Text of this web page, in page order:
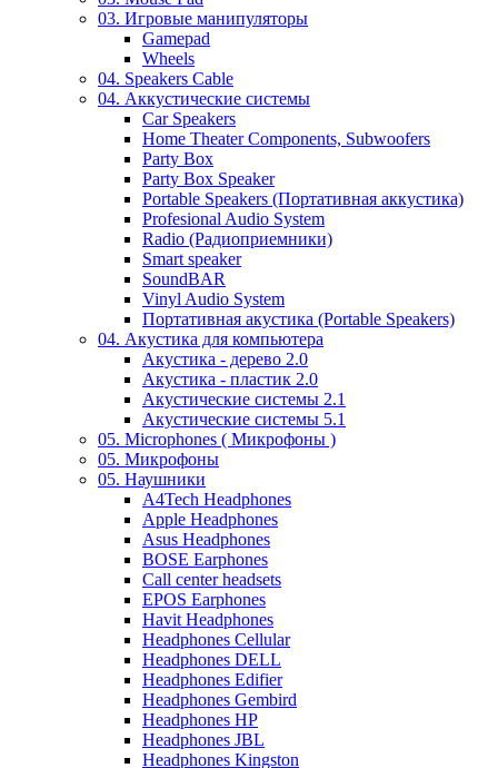
03. Игровые манипуляторы
Gamepad
Wheels
04. Speakers Cable
04. Аккустические системы
Car Speakers
Home Theater Components, Subwoofers
Party Box
Party Box Speaker
Portable Speakers (Портативная аккустика)
Profesional Audio System
Radio (Радиоприемники)
Smart speaker
SoundBAR
Vinyl Audio System
Портативная акустика (Portable Speakers)
04. Акустика для компьютера
Акустика - дерево 2.0
Акустика - пластик 2.0
Акустические системы 2.1
Акустические системы 5.1
05. Microphones ( Микрофоны )
05. Микрофоны
05. Наушники
A4Tech Headphones
Apple Headphones
Asus Headphones
BOSE Earphones
Call center headsets
EPOS Earphones
Havit Headphones
Headphones Cellular
Headphones DELL
Headphones Edifier
Headphones Gembird
Headphones HP
Headphones JBL
Headphones Kingston